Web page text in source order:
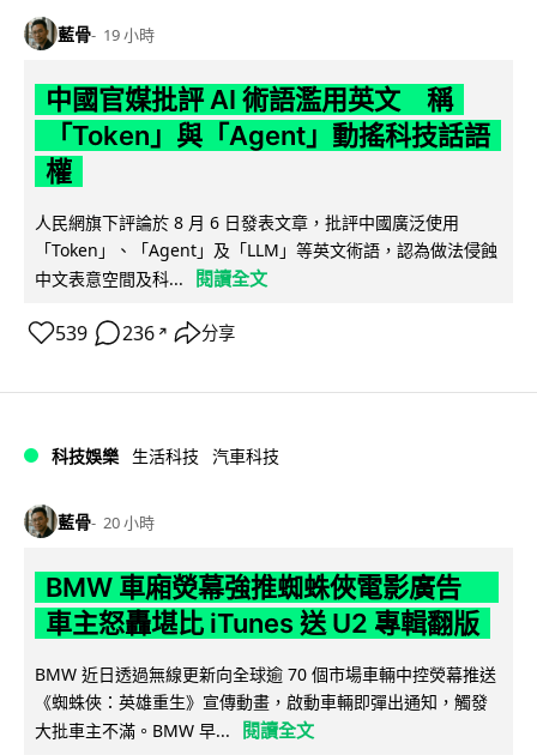
藍骨 19 小時
中國官媒批評 AI 術語濫用英文 稱
「Token」與「Agent」動搖科技話語
權
人民網旗下評論於 8 月 6 日發表文章，批評中國廣泛使用
「Token」、「Agent」及「LLM」等英文術語，認為做法侵蝕
中文表意空間及科...
閱讀全文
539 236 ↗ 分享
科技娛樂 生活科技 汽車科技
藍骨 20 小時
BMW 車廂熒幕強推蜘蛛俠電影廣告
車主怒轟堪比 iTunes 送 U2 專輯翻版
BMW 近日透過無線更新向全球逾 70 個市場車輛中控熒幕推送
《蜘蛛俠：英雄重生》宣傳動畫，啟動車輛即彈出通知，觸發
大批車主不滿。BMW 早...
閱讀全文